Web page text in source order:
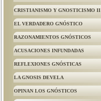
CRISTIANISMO Y GNOSTICISMO II
EL VERDADERO GNÓSTICO
RAZONAMIENTOS GNÓSTICOS
ACUSACIONES INFUNDADAS
REFLEXIONES GNÓSTICAS
LA GNOSIS DEVELA
OPINAN LOS GNÓSTICOS